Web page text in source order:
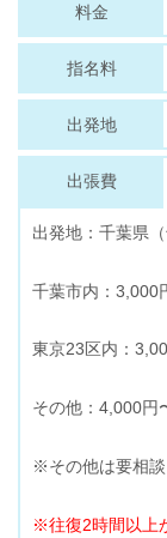
料金
指名料
出発地
出張費
出発地：千葉県（
千葉市内：3,000
東京23区内：
その他：4,000円
※その他は要相談
※往復2時間以上